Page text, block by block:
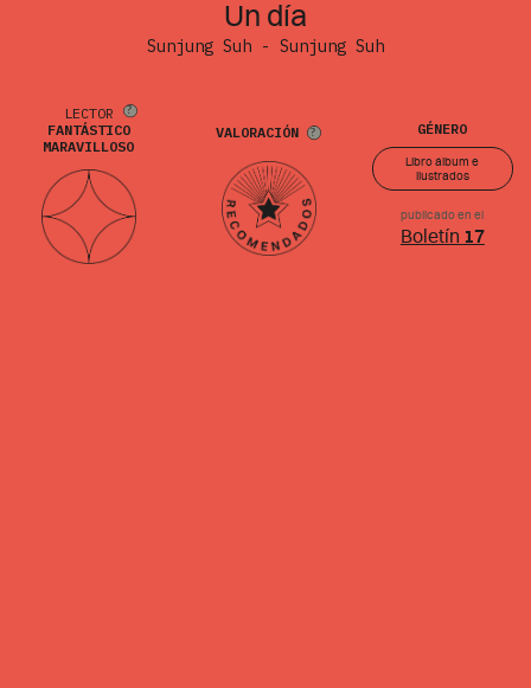
Un día
Sunjung Suh - Sunjung Suh
LECTOR
FANTÁSTICO
MARAVILLOSO
VALORACIÓN GÉNERO
Libro álbum e
ilustrados
publicado en el
Boletín 17